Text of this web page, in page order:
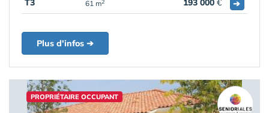
T3 61 m 193 000 € ➔
Plus d'infos ➔
PROPRIÉTAIRE OCCUPANT